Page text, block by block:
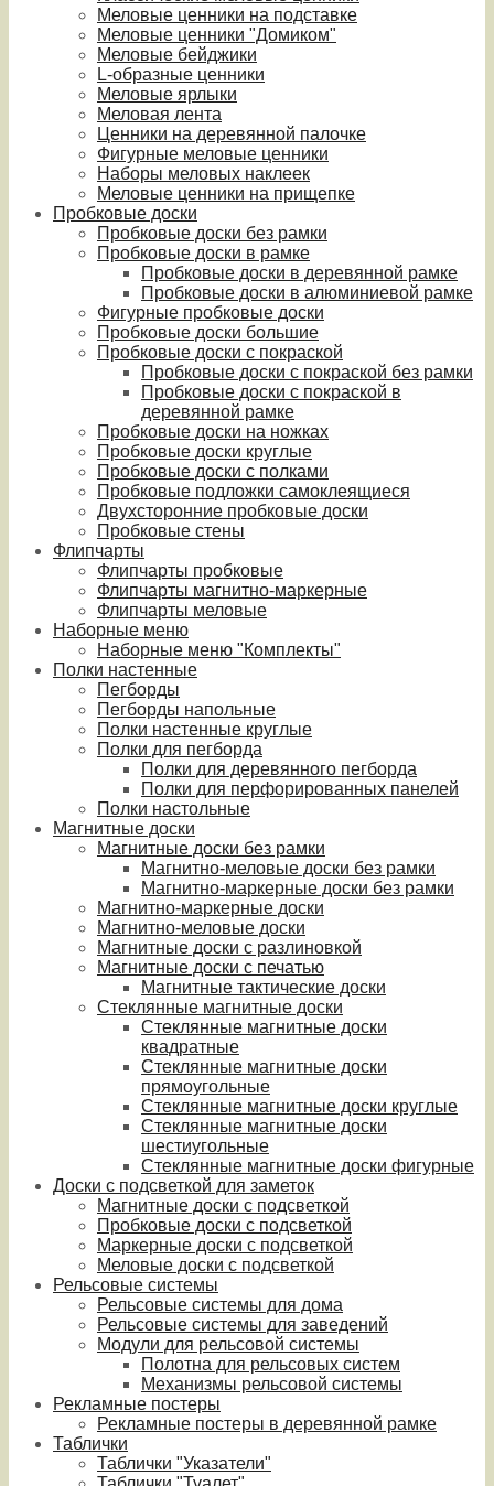
Меловые ценники на подставке
Меловые ценники "Домиком"
Меловые бейджики
L-образные ценники
Меловые ярлыки
Меловая лента
Ценники на деревянной палочке
Фигурные меловые ценники
Наборы меловых наклеек
Меловые ценники на прищепке
Пробковые доски
Пробковые доски без рамки
Пробковые доски в рамке
Пробковые доски в деревянной рамке
Пробковые доски в алюминиевой рамке
Фигурные пробковые доски
Пробковые доски большие
Пробковые доски с покраской
Пробковые доски с покраской без рамки
Пробковые доски с покраской в
деревянной рамке
Пробковые доски на ножках
Пробковые доски круглые
Пробковые доски с полками
Пробковые подложки самоклеящиеся
Двухсторонние пробковые доски
Пробковые стены
Флипчарты
Флипчарты пробковые
Флипчарты магнитно-маркерные
Флипчарты меловые
Наборные меню
Наборные меню "Комплекты"
Полки настенные
Пегборды
Пегборды напольные
Полки настенные круглые
Полки для пегборда
Полки для деревянного пегборда
Полки для перфорированных панелей
Полки настольные
Магнитные доски
Магнитные доски без рамки
Магнитно-меловые доски без рамки
Магнитно-маркерные доски без рамки
Магнитно-маркерные доски
Магнитно-меловые доски
Магнитные доски с разлиновкой
Магнитные доски с печатью
Магнитные тактические доски
Стеклянные магнитные доски
Стеклянные магнитные доски
квадратные
Стеклянные магнитные доски
прямоугольные
Стеклянные магнитные доски круглые
Стеклянные магнитные доски
шестиугольные
Стеклянные магнитные доски фигурные
Доски с подсветкой для заметок
Магнитные доски с подсветкой
Пробковые доски с подсветкой
Маркерные доски с подсветкой
Меловые доски с подсветкой
Рельсовые системы
Рельсовые системы для дома
Рельсовые системы для заведений
Модули для рельсовой системы
Полотна для рельсовых систем
Механизмы рельсовой системы
Рекламные постеры
Рекламные постеры в деревянной рамке
Таблички
Таблички "Указатели"